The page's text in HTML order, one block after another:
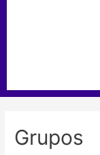
Grupos